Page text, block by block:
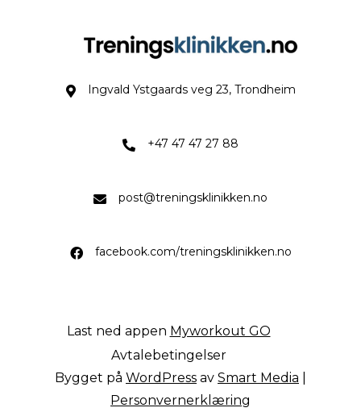
Lenke til adresse på google maps.
Ingvald Ystgaards veg 23, Trondheim
+47 47 47 27 88
post@treningsklinikken.no
facebook.com/treningsklinikken.no
Last ned appen Myworkout GO
Avtalebetingelser
Bygget på WordPress av Smart Media
Personvernerklæring